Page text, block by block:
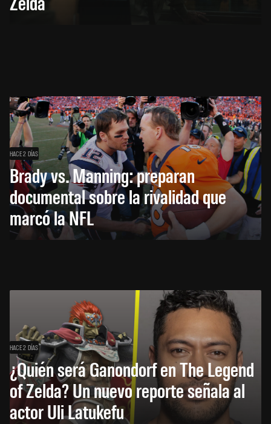
HACE 2 DÍAS
Brady vs. Manning: preparan
documental sobre la rivalidad que
marcó la NFL
HACE 2 DÍAS
¿Quién será Ganondorf en The Legend
of Zelda? Un nuevo reporte señala al
actor Uli Latukefu